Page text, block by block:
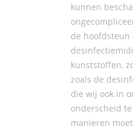
kunnen
de
kunststoffen,
zoals de
die wij ook in
onderscheid
manieren